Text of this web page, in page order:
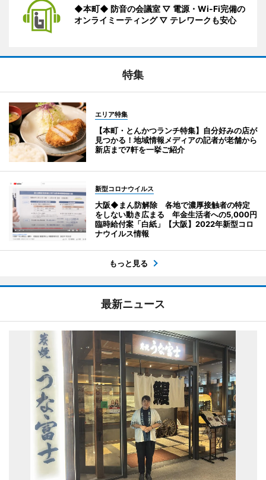
◆本町◆ 防音の会議室 ▽ 電源・Wi-Fi完備の
オンライミーティング ▽ テレワークも安心
特集
エリア特集
【本町・とんかつランチ特集】自分好みの店が
見つかる！地域情報メディアの記者が老舗から
新店まで7軒を一挙ご紹介
新型コロナウイルス
大阪◆まん防解除 各地で濃厚接触者の特定
をしない動き広まる 年金生活者への5,000円
臨時給付案「白紙」【大阪】2022年新型コロ
ナウイルス情報
もっと見る
最新ニュース